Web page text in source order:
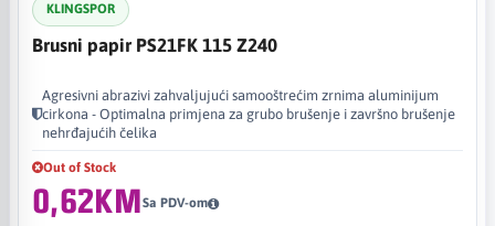
KLINGSPOR
Brusni papir PS21FK 115 Z240
Agresivni abrazivi zahvaljujući samooštrećim zrnima aluminijum
cirkona - Optimalna primjena za grubo brušenje i završno brušenje
nehrđajućih čelika
Out of Stock
0,62KMSa PDV-om